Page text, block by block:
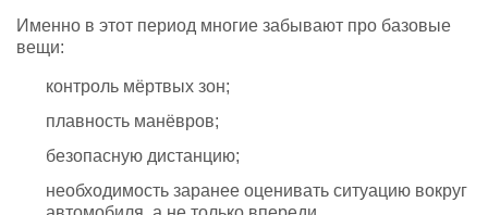
Именно в этот период многие забывают про базовые
вещи:
контроль мёртвых зон;
плавность манёвров;
безопасную дистанцию;
необходимость заранее оценивать ситуацию вокруг